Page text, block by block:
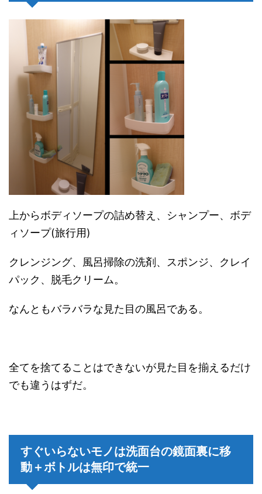
上からボディソープの詰め替え、シャンプー、ボデ
ィソープ(旅行用)
クレンジング、風呂掃除の洗剤、スポンジ、クレイ
パック、脱毛クリーム。
なんともバラバラな見た目の風呂である。
全てを捨てることはできないが見た目を揃えるだけ
でも違うはずだ。
すぐいらないモノは洗面台の鏡面裏に移
動＋ボトルは無印で統一